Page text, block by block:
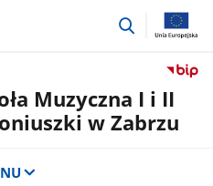
przejdź
Muzyczna I i II
w Zabrzu